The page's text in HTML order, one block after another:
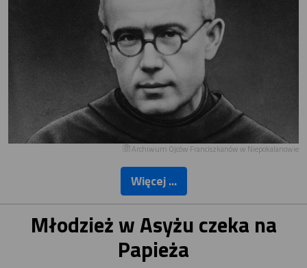
Archiwum Ojców Franciszkanów w Niepokalanowie
Więcej ...
Młodzież w Asyżu czeka na
Papieża